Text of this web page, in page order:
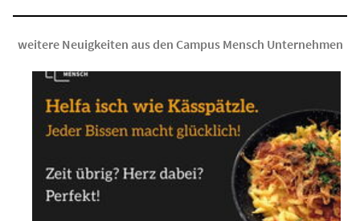
weitere Neuigkeiten aus den Campus Mensch Unternehmen